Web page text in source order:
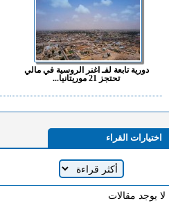
دورية تابعة لفـ اغنر الروسية في مالي
تحتجز 21 موريتانيا...
اختيارات القراء
لا يوجد مقالات